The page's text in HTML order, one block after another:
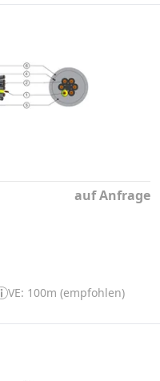
auf Anfrage
VE: 100m (empfohlen)